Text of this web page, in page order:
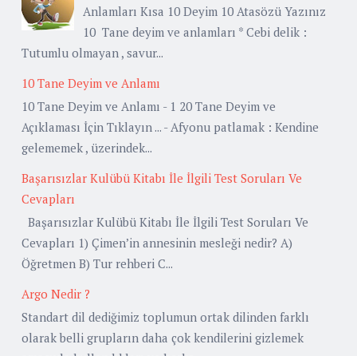
Anlamları Kısa 10 Deyim 10 Atasözü Yazınız
10 Tane deyim ve anlamları * Cebi delik :
Tutumlu olmayan , savur...
10 Tane Deyim ve Anlamı
10 Tane Deyim ve Anlamı - 1 20 Tane Deyim ve
Açıklaması İçin Tıklayın ... - Afyonu patlamak : Kendine
gelememek , üzerindek...
Başarısızlar Kulübü Kitabı İle İlgili Test Soruları Ve
Cevapları
Başarısızlar Kulübü Kitabı İle İlgili Test Soruları Ve
Cevapları 1) Çimen’in annesinin mesleği nedir? A)
Öğretmen B) Tur rehberi C...
Argo Nedir ?
Standart dil dediğimiz toplumun ortak dilinden farklı
olarak belli grupların daha çok kendilerini gizlemek